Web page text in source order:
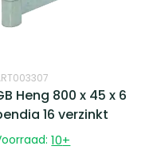
Heng 800 x 45 x 6
16 verzinkt
10+